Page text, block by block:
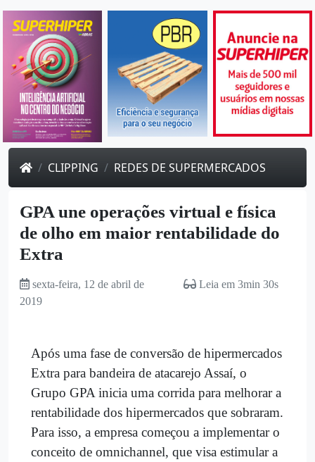
CLIPPING REDES DE SUPERMERCADOS
GPA une operações virtual e física
de olho em maior rentabilidade do
Extra
sexta-feira, 12 de abril de
2019
Leia em 3min 30s
Após uma fase de conversão de hipermercados
Extra para bandeira de atacarejo Assaí, o
Grupo GPA inicia uma corrida para melhorar a
rentabilidade dos hipermercados que sobraram.
Para isso, a empresa começou a implementar o
conceito de omnichannel, que visa estimular a